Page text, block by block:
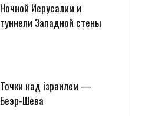
Ночной Иерусалим и
туннели Западной стены
Точки над iзраилем —
Беэр-Шева